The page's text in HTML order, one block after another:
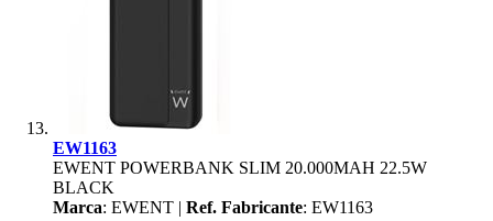
EW1163
EWENT POWERBANK SLIM 20.000MAH 22.5W
BLACK
Marca: EWENT | Ref. Fabricante: EW1163